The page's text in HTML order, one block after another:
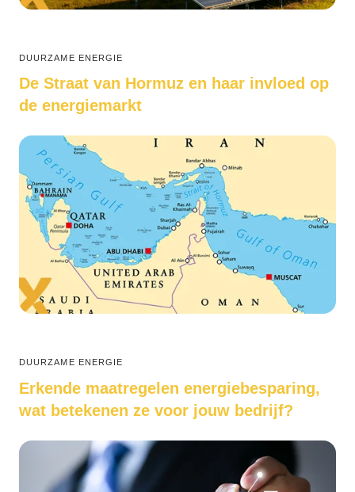
DUURZAME ENERGIE
De Straat van Hormuz en haar invloed op
de energiemarkt
DUURZAME ENERGIE
Erkende maatregelen energiebesparing,
wat betekenen ze voor jouw bedrijf?